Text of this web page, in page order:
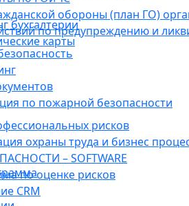
бухгалтерии
карты
обороны (план ГО)
по предупреждению и
по пожарной безопасности
рисков
охраны труда и бизнес
– SOFTWARE
по оценке рисков
CRM